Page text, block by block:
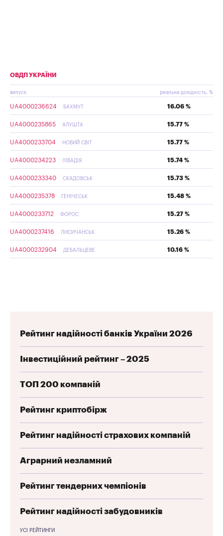
ОВДП УКРАЇНИ
випуск реальна дохідність, %
UA4000236624 БАХМУТ 16.06 %
UA4000235865 АЛУШТА 15.77 %
UA4000233704 НОВИЙ СВІТ 15.77 %
UA4000234223 ЛІВАДІЯ 15.74 %
UA4000233340 СКАДОВСЬК 15.73 %
UA4000235378 ГЕНІЧЕСЬК 15.48 %
UA4000233712 ФОРОС 15.27 %
UA4000237416 ЛИСИЧАНСЬК 15.26 %
UA4000232904 ДЕБАЛЬЦЕВЕ 10.16 %
Рейтинг надійності банків України 2026
Інвестиційний рейтинг – 2025
ТОП 200 компаній
Рейтинг криптобірж
Рейтинг надійності страхових компаній
Аграрний незламний
Рейтинг тендерних чемпіонів
Рейтинг надійності забудовників
УСІ РЕЙТИНГИ